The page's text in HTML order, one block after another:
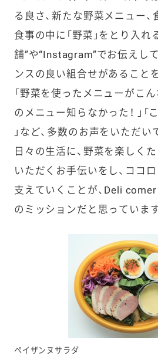
る良さ、新たな野菜メニュー、
食事の中に「野菜」をとり入れ
舗”や“Instagram”でお伝えし
ンスの良い組合せがあることを
「野菜を使ったメニューがこん
のメニュー知らなかった！ 」「
」など、多数のお声をいただい
日々の生活に、野菜を楽しく
いただくお手伝いをし、ココ
支えていくことが、Deli comer
のミッションだと思っています
ペイザンヌサラダ